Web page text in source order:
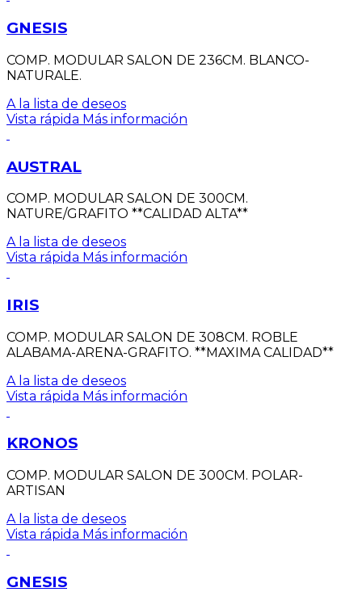
GNESIS
COMP. MODULAR SALON DE 236CM. BLANCO-
NATURALE.
A la lista de deseos
Vista rápida Más información
AUSTRAL
COMP. MODULAR SALON DE 300CM.
NATURE/GRAFITO **CALIDAD ALTA**
A la lista de deseos
Vista rápida Más información
IRIS
COMP. MODULAR SALON DE 308CM. ROBLE
ALABAMA-ARENA-GRAFITO. **MAXIMA CALIDAD**
A la lista de deseos
Vista rápida Más información
KRONOS
COMP. MODULAR SALON DE 300CM. POLAR-
ARTISAN
A la lista de deseos
Vista rápida Más información
GNESIS